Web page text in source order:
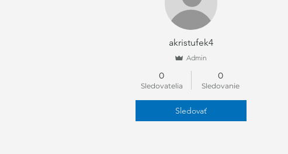
akristufek4
Admin
0
Sledovatelia
0
Sledovanie
Sledovať